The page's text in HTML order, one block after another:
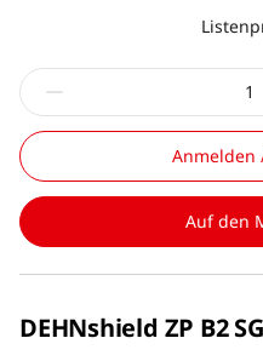
Anmelden
Auf den
DEHNshield ZP B2